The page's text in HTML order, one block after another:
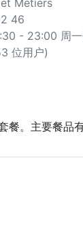
Métiers
46
- 23:00 周
位用户)
。主要餐品